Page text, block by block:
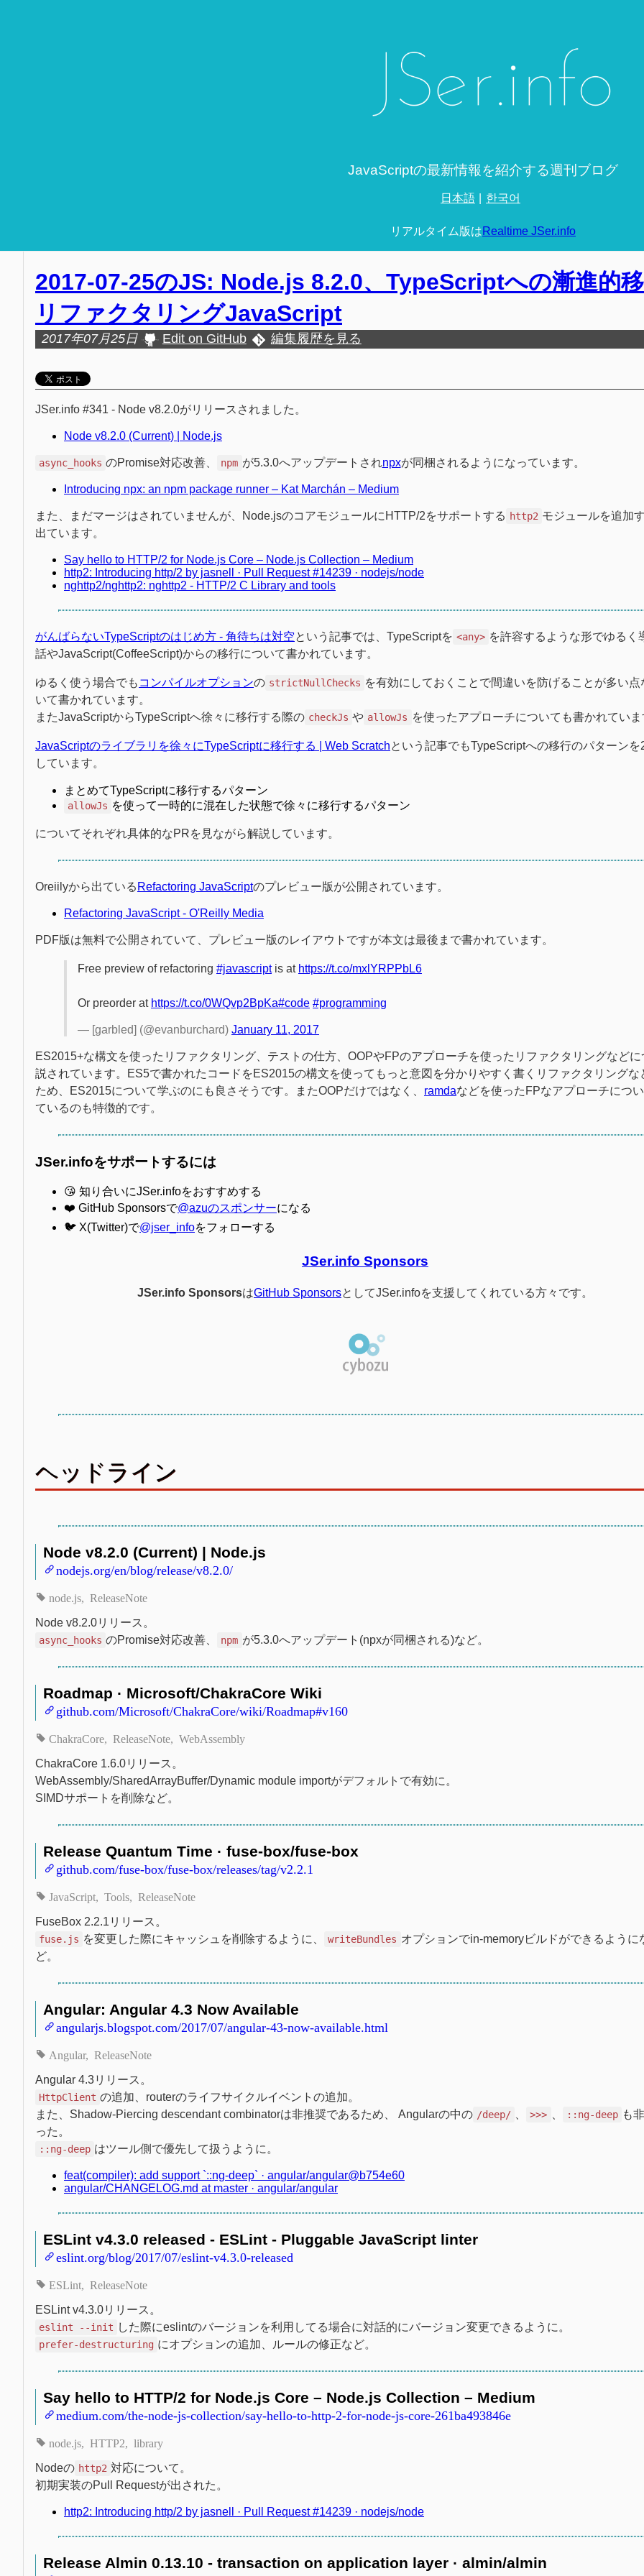
JavaScriptの最新情報を紹介する週刊ブログ
日本語 한국어
リアルタイム版はRealtime JSer.info
2017-07-25のJS: Node.js 8.2.0、TypeScriptへの漸進的
リファクタリングJavaScript
2017年07月25日 Edit on GitHub 編集履歴を見る
JSer.info #341 - Node v8.2.0がリリースされました。
Node v8.2.0 (Current) | Node.js
async_hooks のPromise対応改善、 npm が5.3.0へアップデートされnpxが同梱されるようになっています。
Introducing npx: an npm package runner – Kat Marchán – Medium
また、まだマージはされていませんが、Node.jsのコアモジュールにHTTP/2をサポートする http2 モジュールを追加
出ています。
Say hello to HTTP/2 for Node.js Core – Node.js Collection – Medium
http2: Introducing http/2 by jasnell · Pull Request #14239 · nodejs/node
nghttp2/nghttp2: nghttp2 - HTTP/2 C Library and tools
がんばらないTypeScriptのはじめ方 - 角待ちは対空という記事では、TypeScriptを <any> を許容するような形でゆるく
話やJavaScript(CoffeeScript)からの移行について書かれています。
ゆるく使う場合でも コンパイルオプションの strictNullChecks を有効にしておくことで間違いを防げることが多い点
いて書かれています。
またJavaScriptからTypeScriptへ徐々に移行する際の checkJs や allowJs を使ったアプローチについても書かれていま
JavaScriptのライブラリを徐々にTypeScriptに移行する | Web Scratchという記事でもTypeScriptへの移行のパターンを
しています。
まとめてTypeScriptに移行するパターン
allowJs を使って一時的に混在した状態で徐々に移行するパターン
についてそれぞれ具体的なPRを見ながら解説しています。
Oreiilyから出ている Refactoring JavaScriptのプレビュー版が公開されています。
Refactoring JavaScript - O'Reilly Media
PDF版は無料で公開されていて、プレビュー版のレイアウトですが本文は最後まで書かれています。
Free preview of refactoring #javascriptis at https://t.co/mxlYRPPbL6
Or preorder at https://t.co/0WQvp2BpKa#code #programming
— [garbled] (@evanburchard) January 11, 2017
ES2015+な構文を使ったリファクタリング、テストの仕方、OOPやFPのアプローチを使ったリファクタリングなど
説されています。ES5で書かれたコードをES2015の構文を使ってもっと意図を分かりやすく書くリファクタリングな
ため、ES2015について学ぶのにも良さそうです。またOOPだけではなく、 ramdaなどを使ったFPなアプローチにつ
ているのも特徴的です。
JSer.infoをサポートするには
😘 知り合いにJSer.infoをおすすめする
❤️ GitHub Sponsorsで@azuのスポンサーになる
🐦 X(Twitter)で@jser_infoをフォローする
JSer.info Sponsors
JSer.info SponsorsはGitHub SponsorsとしてJSer.infoを支援してくれている方々です。
ヘッドライン
Node v8.2.0 (Current) | Node.js
nodejs.org/en/blog/release/v8.2.0/
node.js ReleaseNote
Node v8.2.0リリース。
async_hooks のPromise対応改善、 npm が5.3.0へアップデート(npxが同梱される)など。
Roadmap · Microsoft/ChakraCore Wiki
github.com/Microsoft/ChakraCore/wiki/Roadmap#v160
ChakraCore ReleaseNote WebAssembly
ChakraCore 1.6.0リリース。
WebAssembly/SharedArrayBuffer/Dynamic module importがデフォルトで有効に。
SIMDサポートを削除など。
Release Quantum Time · fuse-box/fuse-box
github.com/fuse-box/fuse-box/releases/tag/v2.2.1
JavaScript Tools ReleaseNote
FuseBox 2.2.1リリース。
fuse.js を変更した際にキャッシュを削除するように、 writeBundles オプションでin-memoryビルドができるように
ど。
Angular: Angular 4.3 Now Available
angularjs.blogspot.com/2017/07/angular-43-now-available.html
Angular ReleaseNote
Angular 4.3リリース。
HttpClient の追加、routerのライフサイクルイベントの追加。
また、Shadow-Piercing descendant combinatorは非推奨であるため、 Angularの中の /deep/ >>> ::ng-deep も
った。
::ng-deep はツール側で優先して扱うように。
feat(compiler): add support `::ng-deep` · angular/angular@b754e60
angular/CHANGELOG.md at master · angular/angular
ESLint v4.3.0 released - ESLint - Pluggable JavaScript linter
eslint.org/blog/2017/07/eslint-v4.3.0-released
ESLint ReleaseNote
ESLint v4.3.0リリース。
eslint --init した際にeslintのバージョンを利用してる場合に対話的にバージョン変更できるように。
prefer-destructuring にオプションの追加、ルールの修正など。
Say hello to HTTP/2 for Node.js Core – Node.js Collection – Medium
medium.com/the-node-js-collection/say-hello-to-http-2-for-node-js-core-261ba493846e
node.js HTTP2 library
Nodeの http2 対応について。
初期実装のPull Requestが出された。
http2: Introducing http/2 by jasnell · Pull Request #14239 · nodejs/node
Release Almin 0.13.10 - transaction on application layer · almin/almin